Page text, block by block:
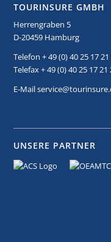
TOURINSURE GMBH
Herrengraben 5
D-20459 Hamburg
Telefon + 49 (0) 40 25 17 21
Telefax + 49 (0) 40 25 17 21
E-Mail
UNSERE PARTNER